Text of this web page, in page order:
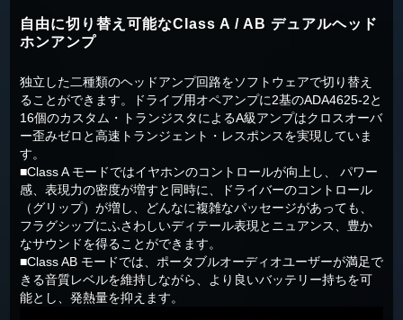
自由に切り替え可能なClass A / AB デュアルヘッド
ホンアンプ
独立した二種類のヘッドアンプ回路をソフトウェアで切り替え
ることができます。ドライブ用オペアンプに2基のADA4625-2と
16個のカスタム・トランジスタによるA級アンプはクロスオーバ
ー歪みゼロと高速トランジェント・レスポンスを実現していま
す。
■Class A モードではイヤホンのコントロールが向上し、 パワー
感、表現力の密度が増すと同時に、ドライバーのコントロール
（グリップ）が増し、どんなに複雑なパッセージがあっても、
フラグシップにふさわしいディテール表現とニュアンス、豊か
なサウンドを得ることができます。
■Class AB モードでは、ポータブルオーディオユーザーが満足で
きる音質レベルを維持しながら、より良いバッテリー持ちを可
能とし、発熱量を抑えます。